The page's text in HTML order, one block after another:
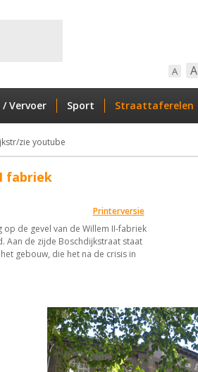
A A
Vervoer Sport Straattaferelen
zie youtube
fabriek
Printerversie
de gevel van de Willem II-fabriek
Aan de zijde Boschdijkstraat staat
gebouw, die het na de crisis in